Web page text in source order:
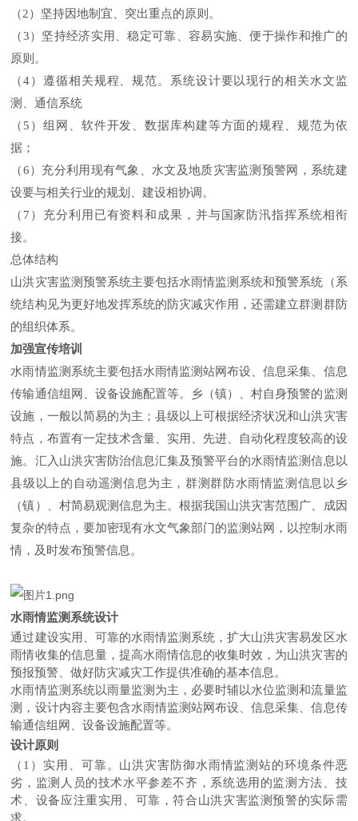
（2）坚持因地制宜、突出重点的原则。
（3）坚持经济实用、稳定可靠、容易实施、便于操作和推广的
原则。
（4）遵循相关规程、规范。系统设计要以现行的相关水文监
测、通信系统
（5）组网、软件开发、数据库构建等方面的规程、规范为依
据；
（6）充分利用现有气象、水文及地质灾害监测预警网，系统建
设要与相关行业的规划、建设相协调。
（7）充分利用已有资料和成果，并与国家防汛指挥系统相衔
接。
总体结构
山洪灾害监测预警系统主要包括水雨情监测系统和预警系统（系
统结构见为更好地发挥系统的防灾减灾作用，还需建立群测群防
的组织体系。
加强宣传培训
水雨情监测系统主要包括水雨情监测站网布设、信息采集、信息
传输通信组网、设备设施配置等。乡（镇）、村自身预警的监测
设施，一般以简易的为主；县级以上可根据经济状况和山洪灾害
特点，布置有一定技术含量、实用、先进、自动化程度较高的设
施。汇入山洪灾害防治信息汇集及预警平台的水雨情监测信息以
县级以上的自动遥测信息为主，群测群防水雨情监测信息以乡
（镇）、村简易观测信息为主。根据我国山洪灾害范围广、成因
复杂的特点，要加密现有水文气象部门的监测站网，以控制水雨
情，及时发布预警信息。
水雨情监测系统设计
通过建设实用、可靠的水雨情监测系统，扩大山洪灾害易发区水
雨情收集的信息量，提高水雨情信息的收集时效，为山洪灾害的
预报预警、做好防灾减灾工作提供准确的基本信息。
水雨情监测系统以雨量监测为主，必要时辅以水位监测和流量监
测，设计内容主要包含水雨情监测站网布设、信息采集、信息传
输通信组网、设备设施配置等。
设计原则
（1）实用、可靠。山洪灾害防御水雨情监测站的环境条件恶
劣，监测人员的技术水平参差不齐，系统选用的监测方法、技
术、设备应注重实用、可靠，符合山洪灾害监测预警的实际需
求。